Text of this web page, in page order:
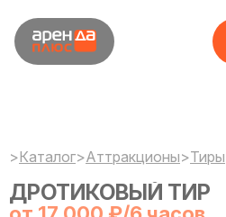
>Каталог>Аттракционы>Тиры
ДРОТИКОВЫЙ ТИР